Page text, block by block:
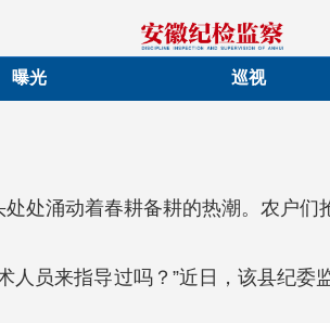
曝光 巡视
处涌动着春耕备耕的热潮。农户
人员来指导过吗？”近日，该县纪